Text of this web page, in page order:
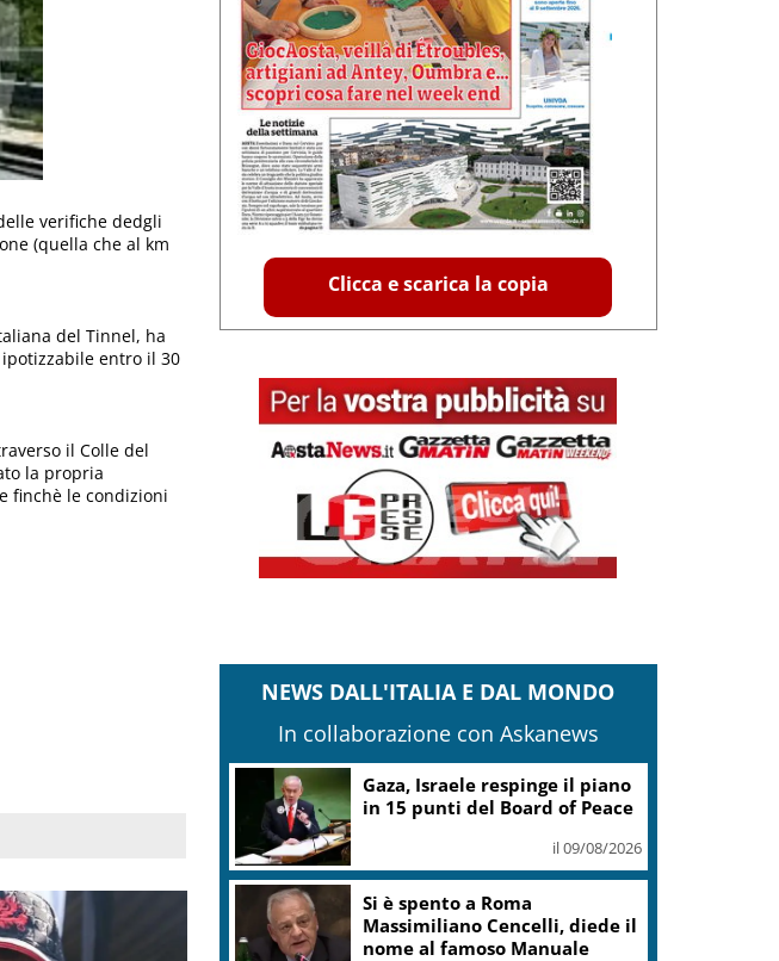
verifiche dedgli
(quella che al km
del Tinnel, ha
entro il 30
il Colle del
la propria
finchè le condizioni
Clicca e scarica la copia
NEWS DALL'ITALIA E DAL MONDO
In collaborazione con Askanews
Gaza, Israele respinge il piano
in 15 punti del Board of Peace
il 09/08/2026
Si è spento a Roma
Massimiliano Cencelli, diede il
nome al famoso Manuale